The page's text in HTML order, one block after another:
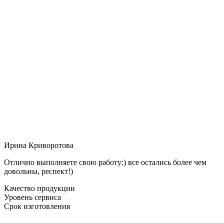
Ирина Криворотова
Отлично выполняете свою работу:) все остались более чем
довольны, респект!)
Качество продукции
Уровень сервиса
Срок изготовления